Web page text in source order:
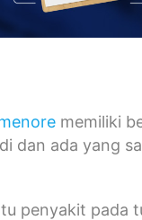
memiliki
dan ada yang
penyakit pada